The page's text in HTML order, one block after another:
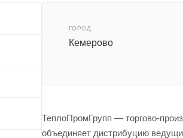
ГОРОД
Кемерово
ТеплоПромГрупп — торгово-
объединяет дистрибуцию